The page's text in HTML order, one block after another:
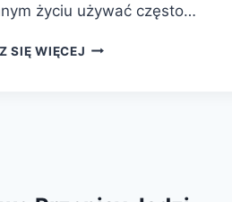
życiu używać często…
SIĘ WIĘCEJ SURÓWKA